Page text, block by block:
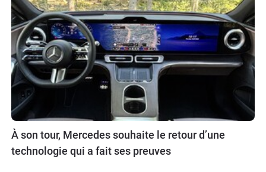
À son tour, Mercedes souhaite le retour d’une
technologie qui a fait ses preuves